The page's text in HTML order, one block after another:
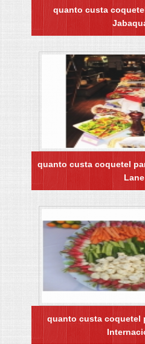
quanto custa
quanto custa coquetel
Lane
quanto custa coquetel